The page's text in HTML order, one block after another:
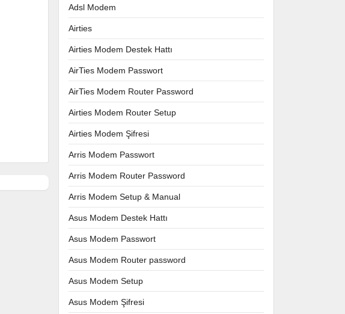
Adsl Modem
Airties
Airties Modem Destek Hattı
AirTies Modem Passwort
AirTies Modem Router Password
Airties Modem Router Setup
Airties Modem Şifresi
Arris Modem Passwort
Arris Modem Router Password
Arris Modem Setup & Manual
Asus Modem Destek Hattı
Asus Modem Passwort
Asus Modem Router password
Asus Modem Setup
Asus Modem Şifresi